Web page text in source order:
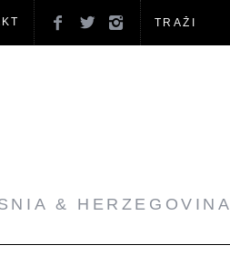
& HERZEGOVINA